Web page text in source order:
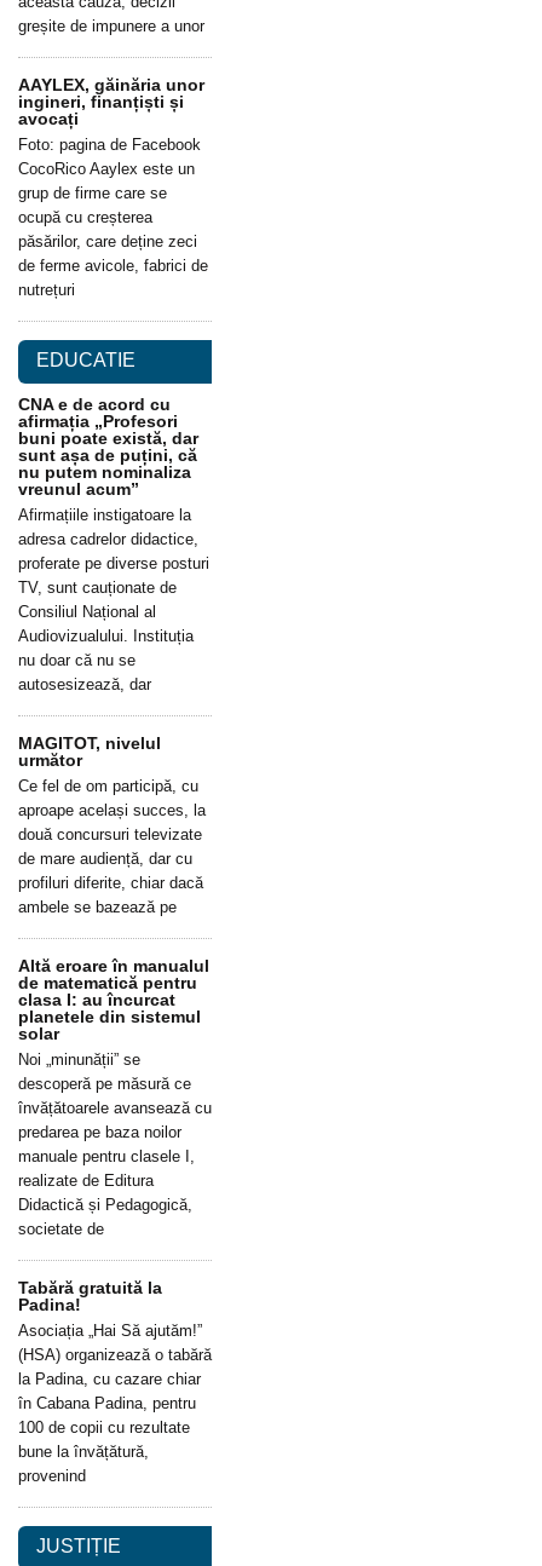
greșite de impunere a unor
AAYLEX, găinăria unor
ingineri, finanțiști și
avocați
Foto: pagina de Facebook
CocoRico Aaylex este un
grup de firme care se
ocupă cu creșterea
păsărilor, care deține zeci
de ferme avicole, fabrici de
nutrețuri
EDUCATIE
CNA e de acord cu
afirmația „Profesori
buni poate există, dar
sunt așa de puțini, că
nu putem nominaliza
vreunul acum”
Afirmațiile instigatoare la
adresa cadrelor didactice,
proferate pe diverse posturi
TV, sunt cauționate de
Consiliul Național al
Audiovizualului. Instituția
nu doar că nu se
autosesizează, dar
MAGITOT, nivelul
următor
Ce fel de om participă, cu
aproape același succes, la
două concursuri televizate
de mare audiență, dar cu
profiluri diferite, chiar dacă
ambele se bazează pe
Altă eroare în manualul
de matematică pentru
clasa I: au încurcat
planetele din sistemul
solar
Noi „minunății” se
descoperă pe măsură ce
învățătoarele avansează cu
predarea pe baza noilor
manuale pentru clasele I,
realizate de Editura
Didactică și Pedagogică,
societate de
Tabără gratuită la
Padina!
Asociația „Hai Să ajutăm!”
(HSA) organizează o tabără
la Padina, cu cazare chiar
în Cabana Padina, pentru
100 de copii cu rezultate
bune la învățătură,
provenind
JUSTIȚIE